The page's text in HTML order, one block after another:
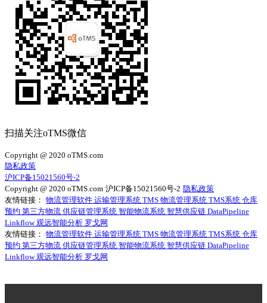
扫描关注oTMS微信
Copyright @ 2020 oTMS.com
隐私政策
沪ICP备15021560号-2
Copyright @ 2020 oTMS.com 沪ICP备15021560号-2 隐私政策
友情链接： 物流管理软件 运输管理系统 TMS 物流管理系统 TMS系统 仓库
预约 第三方物流 供应链管理系统 智能物流系统 智慧供应链 DataPipeline
Linkflow观远智能分析 罗戈网
友情链接： 物流管理软件 运输管理系统 TMS 物流管理系统 TMS系统 仓库
预约 第三方物流 供应链管理系统 智能物流系统 智慧供应链 DataPipeline
Linkflow观远智能分析 罗戈网